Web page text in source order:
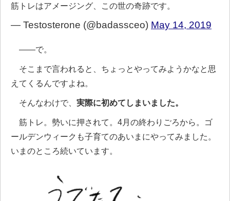
筋トレはアメージング、この世の奇跡です。
— Testosterone (@badassceo) May 14, 2019
――で。
そこまで言われると、ちょっとやってみようかなと思
えてくるんですよね。
そんなわけで、 実際に初めてしまいました。
筋トレ。勢いに押されて。4月の終わりごろから。ゴ
ールデンウィークも子育てのあいまにやってみました。
いまのところ続いています。